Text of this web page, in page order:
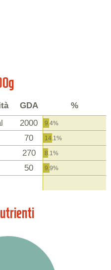
GDA %
2000 9.4%
70 14.1%
270 8.1%
50 9.9%